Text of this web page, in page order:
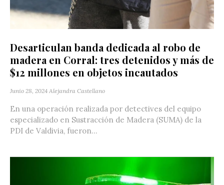
Desarticulan banda dedicada al robo de
madera en Corral: tres detenidos y más de
$12 millones en objetos incautados
Junio 28, 2024 Alejandra Castellano
En una operación realizada por detectives del equipo
especializado en Sustracción de Madera (SUMA) de la
PDI de Valdivia, fueron...